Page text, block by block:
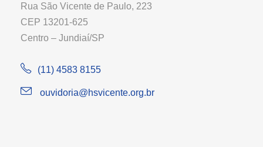
Rua São Vicente de Paulo, 223
CEP 13201-625
Centro – Jundiaí/SP
(11) 4583 8155
ouvidoria@hsvicente.org.br